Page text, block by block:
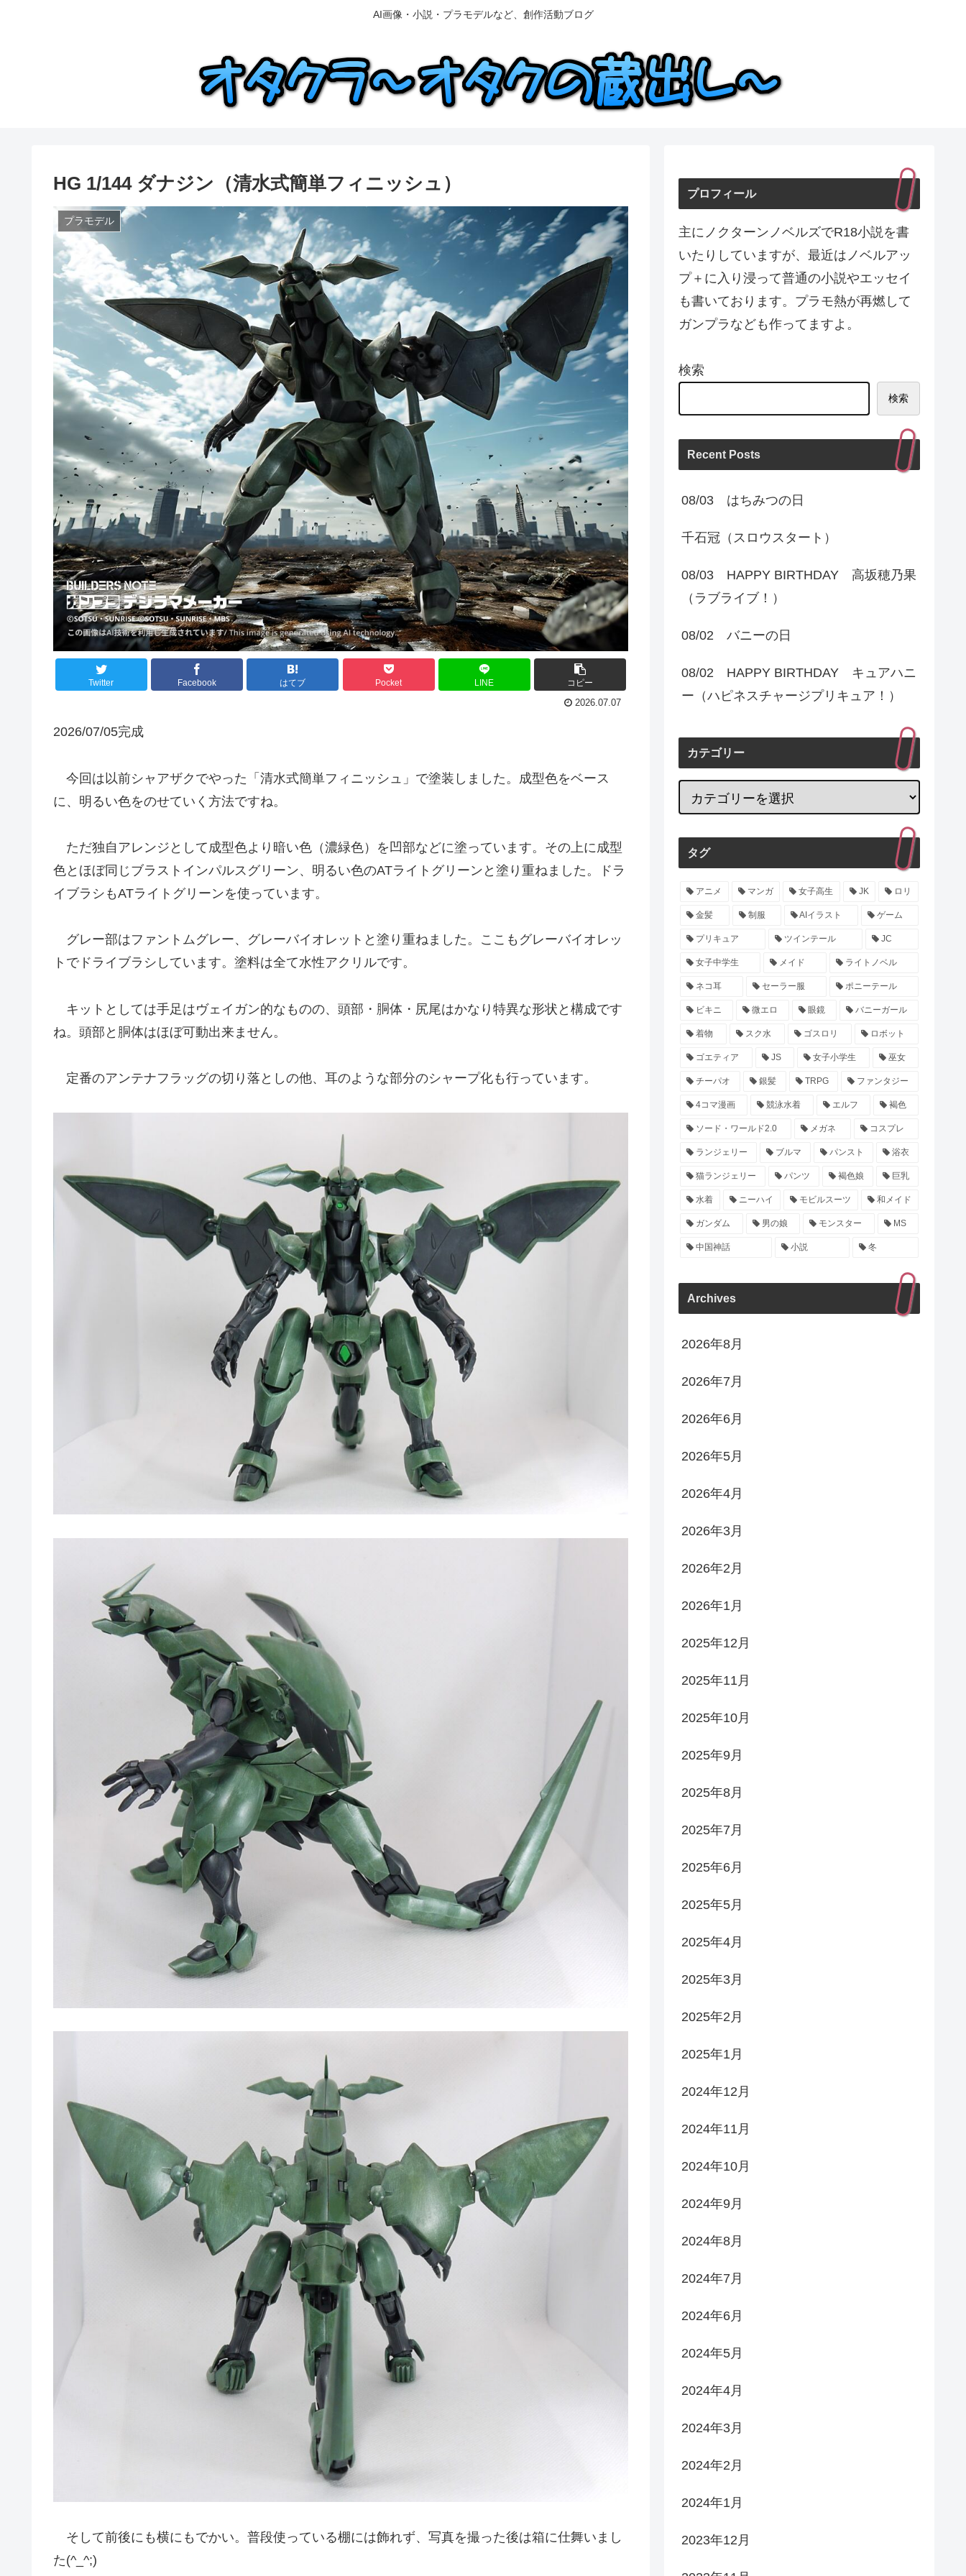
AI画像・小説・プラモデルなど、創作活動ブログ
HG 1/144 ダナジン（清水式簡単フィニッシュ）
プラモデル
Twitter Facebook はてブ Pocket LINE コピー
2026.07.07
2026/07/05完成
今回は以前シャアザクでやった「清水式簡単フィニッシュ」で塗装しました。成型色をベース
に、明るい色をのせていく方法ですね。
ただ独自アレンジとして成型色より暗い色（濃緑色）を凹部などに塗っています。その上に成型
色とほぼ同じブラストインパルスグリーン、明るい色のATライトグリーンと塗り重ねました。ドラ
イブラシもATライトグリーンを使っています。
グレー部はファントムグレー、グレーバイオレットと塗り重ねました。ここもグレーバイオレッ
トでドライブラシしています。塗料は全て水性アクリルです。
キットとしては手足はヴェイガン的なものの、頭部・胴体・尻尾はかなり特異な形状と構成です
ね。頭部と胴体はほぼ可動出来ません。
定番のアンテナフラッグの切り落としの他、耳のような部分のシャープ化も行っています。
そして前後にも横にもでかい。普段使っている棚には飾れず、写真を撮った後は箱に仕舞いまし
た(^_^;)
プロフィール
主にノクターンノベルズでR18小説を書
いたりしていますが、最近はノベルアッ
プ＋に入り浸って普通の小説やエッセイ
も書いております。プラモ熱が再燃して
ガンプラなども作ってますよ。
検索
検索
Recent Posts
08/03 はちみつの日
千石冠（スロウスタート）
08/03 HAPPY BIRTHDAY 高坂穂乃果
（ラブライブ！）
08/02 バニーの日
08/02 HAPPY BIRTHDAY キュアハニ
ー（ハピネスチャージプリキュア！）
カテゴリー
タグ
アニメ マンガ 女子高生 JK ロリ
金髪 制服 AIイラスト ゲーム
プリキュア ツインテール JC
女子中学生 メイド ライトノベル
ネコ耳 セーラー服 ポニーテール
ビキニ 微エロ 眼鏡 バニーガール
着物 スク水 ゴスロリ ロボット
ゴエティア JS 女子小学生 巫女
チーパオ 銀髪 TRPG ファンタジー
4コマ漫画 競泳水着 エルフ 褐色
ソード・ワールド2.0 メガネ コスプレ
ランジェリー ブルマ パンスト 浴衣
猫ランジェリー パンツ 褐色娘 巨乳
水着 ニーハイ モビルスーツ 和メイド
ガンダム 男の娘 モンスター MS
中国神話 小説 冬
Archives
2026年8月
2026年7月
2026年6月
2026年5月
2026年4月
2026年3月
2026年2月
2026年1月
2025年12月
2025年11月
2025年10月
2025年9月
2025年8月
2025年7月
2025年6月
2025年5月
2025年4月
2025年3月
2025年2月
2025年1月
2024年12月
2024年11月
2024年10月
2024年9月
2024年8月
2024年7月
2024年6月
2024年5月
2024年4月
2024年3月
2024年2月
2024年1月
2023年12月